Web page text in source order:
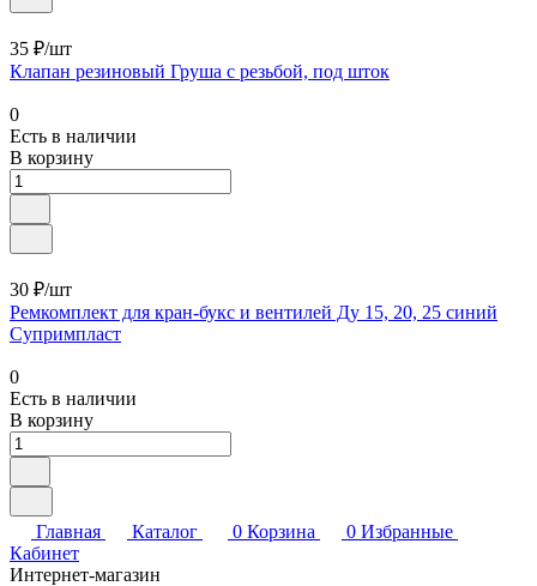
35 ₽/шт
Клапан резиновый Груша с резьбой, под шток
0
Есть в наличии
В корзину
30 ₽/шт
Ремкомплект для кран-букс и вентилей Ду 15, 20, 25 синий
Супримпласт
0
Есть в наличии
В корзину
Главная Каталог 0 Корзина 0 Избранные
Кабинет
Интернет-магазин